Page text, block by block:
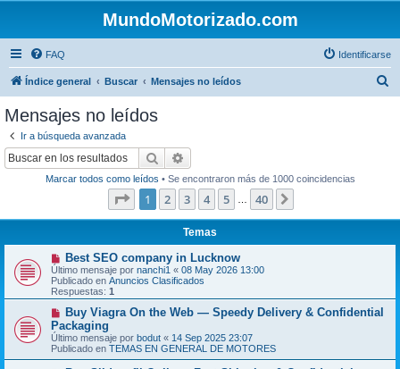
MundoMotorizado.com
FAQ Identificarse
Índice general Buscar Mensajes no leídos
Mensajes no leídos
Ir a búsqueda avanzada
Buscar
Marcar todos como leídos • Se encontraron más de 1000 coincidencias
Página de 40
1 2 3 4 5 40
Temas
N
u
e
v
o
m
e
n
s
a
j
Best SEO company in Lucknow
Último mensaje por nanchi1 « 08 May 2026 13:00
Publicado en Anuncios Clasificados
Respuestas: 1
N
e
v
o
m
Buy Viagra On the Web — Speedy Delivery & Confidential
Packaging
Último mensaje por bodut « 14 Sep 2025 23:07
Publicado en TEMAS EN GENERAL DE MOTORES